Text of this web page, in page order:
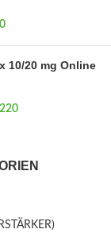
10/20 mg Online
220